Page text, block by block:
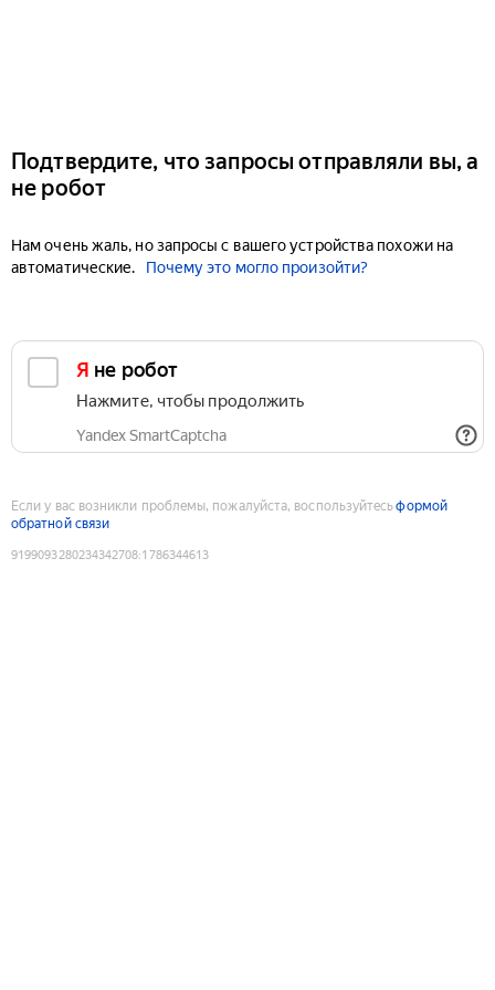
Подтвердите, что запросы отправляли вы, а
не робот
Нам очень жаль, но запросы с вашего устройства похожи на
автоматические.
Почему это могло произойти?
Я не робот
Нажмите, чтобы продолжить
Yandex SmartCaptcha
Если у вас возникли проблемы, пожалуйста, воспользуйтесьформой
обратной связи
9199093280234342708:1786344613